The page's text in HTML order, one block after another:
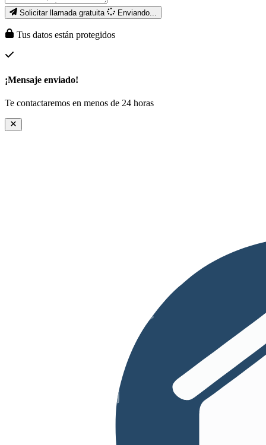
Solicitar llamada gratuita Enviando...
Tus datos están protegidos
¡Mensaje enviado!
Te contactaremos en menos de 24 horas